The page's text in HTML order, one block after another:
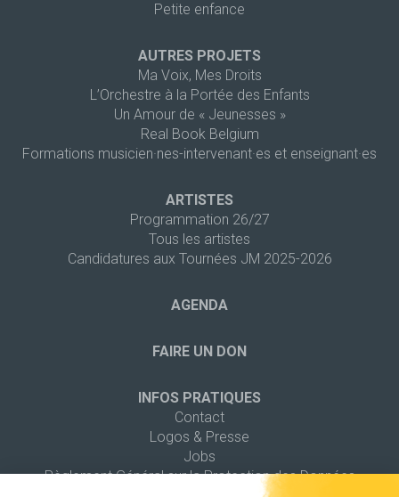
Petite enfance
AUTRES PROJETS
Ma Voix, Mes Droits
L’Orchestre à la Portée des Enfants
Un Amour de « Jeunesses »
Real Book Belgium
Formations musicien·nes-intervenant·es et enseignant·es
ARTISTES
Programmation 26/27
Tous les artistes
Candidatures aux Tournées JM 2025-2026
AGENDA
FAIRE UN DON
INFOS PRATIQUES
Contact
Logos & Presse
Jobs
Règlement Général sur la Protection des Données